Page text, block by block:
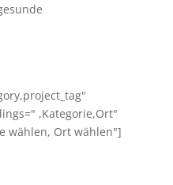
,Kategorie,Ort"
wählen, Ort wählen"]